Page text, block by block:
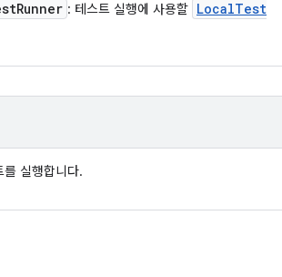
Runner : 테스트 실행에 사용할 LocalTest
를 실행합니다.